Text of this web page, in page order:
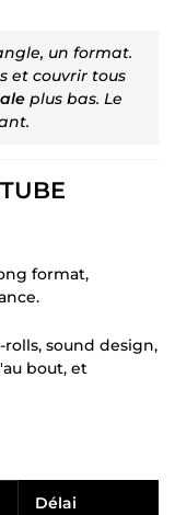
un format.
et couvrir tous
plus bas. Le
format,
sound design,
bout, et
Délai